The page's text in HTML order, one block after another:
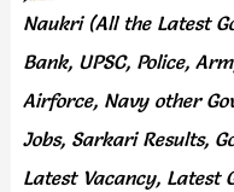
Naukri (All the Latest
Bank, UPSC, Police,
Airforce, Navy other
Jobs, Sarkari Results,
Latest Vacancy, Latest